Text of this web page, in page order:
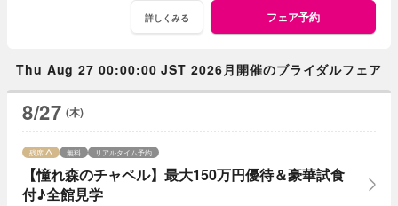
詳しくみる フェア予約
Thu Aug 27 00:00:00 JST 2026月開催のブライダルフェア
8/27 (木)
【憧れ森のチャペル】最大150万円優待＆豪華試食
付♪全館見学
残席 無料 リアルタイム予約